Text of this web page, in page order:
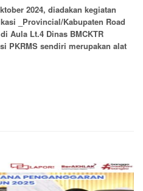
2024, diadakan kegiatan
_Provincial/Kabupaten Road
Aula Lt.4 Dinas BMCKTR
PKRMS sendiri merupakan alat